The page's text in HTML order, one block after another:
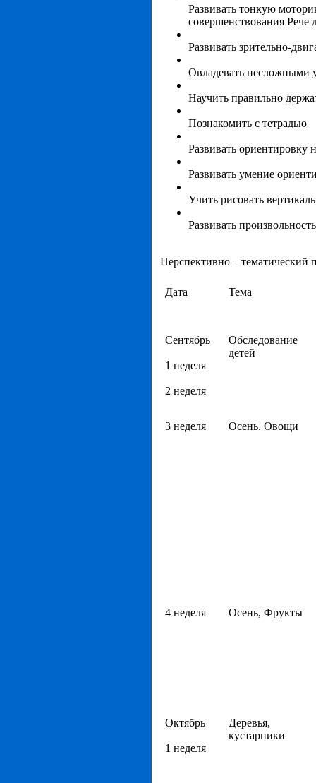
Развивать тонкую
совершенствования Рече
Развивать зрительно-
Овладевать несложными
Научить правильно
Познакомить с тетрадью
Развивать ориентировку
Развивать умение
Учить рисовать
Развивать
Перспективно – тематический
Дата Тема
Сентябрь
1 неделя
2 неделя
Обследование
детей
3 неделя Осень. Овощи
4 неделя Осень, Фрукты
Октябрь
1 неделя
Деревья,
кустарники